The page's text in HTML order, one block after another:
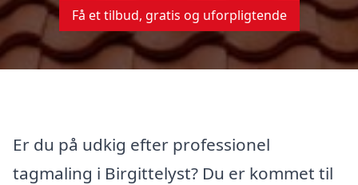
Få et tilbud, gratis og uforpligtende
Er du på udkig efter professionel
tagmaling i Birgittelyst? Du er kommet til